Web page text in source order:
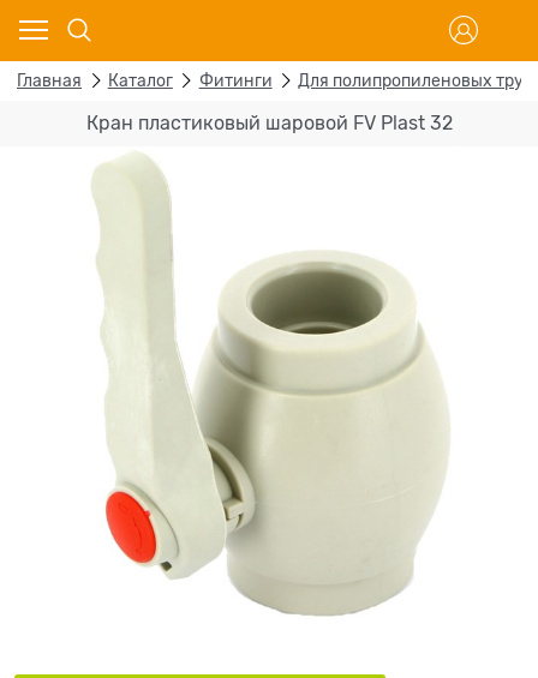
Главная Каталог Фитинги Для полипропиленовых труб
Кран пластиковый шаровой FV Plast 32